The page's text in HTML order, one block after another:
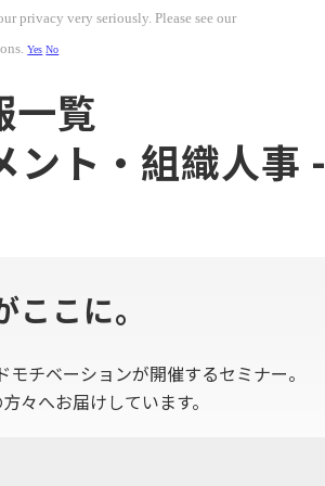
一覧
ント・組織人事 -
こに。
チベーションが開催するセミナー。
々へお届けしています。
privacy very seriously. Please see our
Yes No